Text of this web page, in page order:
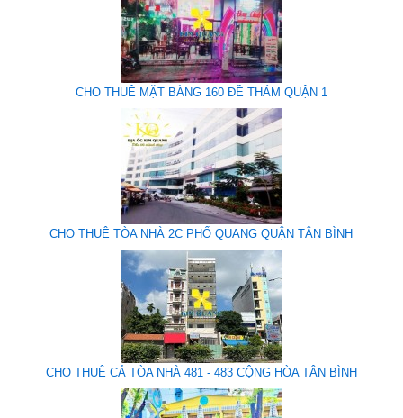
CHO THUÊ MẶT BẰNG 160 ĐỀ THÁM QUẬN 1
CHO THUÊ TÒA NHÀ 2C PHỔ QUANG QUẬN TÂN BÌNH
CHO THUÊ CẢ TÒA NHÀ 481 - 483 CỘNG HÒA TÂN BÌNH